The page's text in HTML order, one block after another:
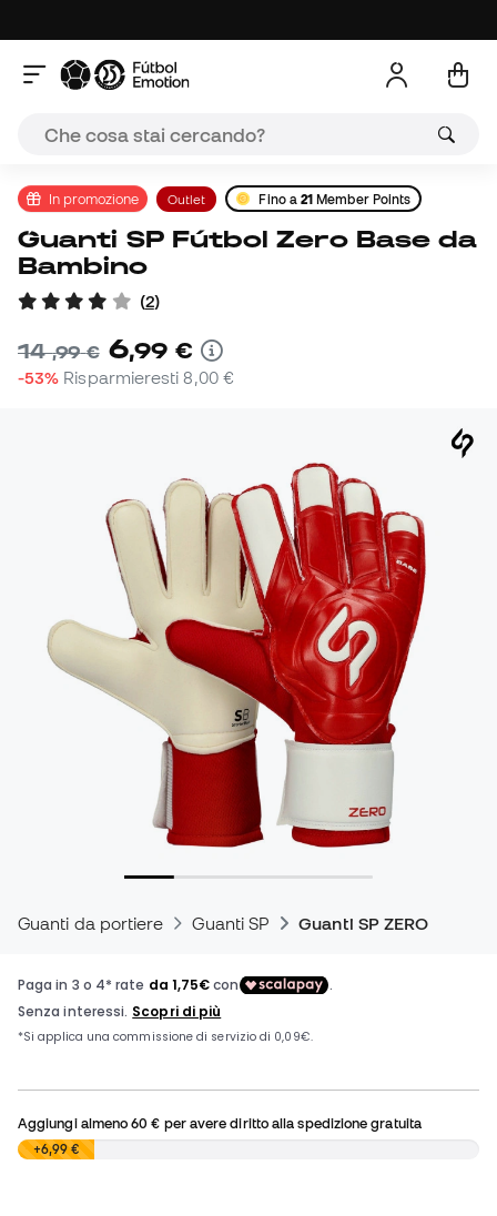
In promozione Outlet Fino a21 Member Points
Guanti SP Fútbol Zero Base da
Bambino
(2)
14,99 € 6,99 €
-53% Risparmieresti8,00 €
Guanti da portiere Guanti SP Guanti SP ZERO
Aggiungi almeno60 € per avere diritto alla spedizione gratuita
0,00 €
+6,99 €